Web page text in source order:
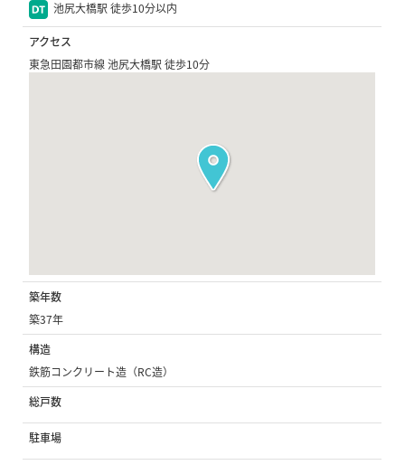
池尻大橋駅 徒歩10分以内
アクセス
東急田園都市線 池尻大橋駅 徒歩10分
築年数
築37年
構造
鉄筋コンクリート造（RC造）
総戸数
駐車場